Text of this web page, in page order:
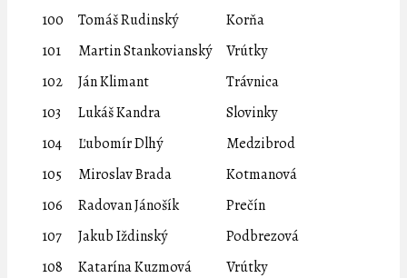
100
Tomáš Rudinský
Korňa
101
Martin Stankovianský
Vrútky
102
Ján Klimant
Trávnica
103
Lukáš Kandra
Slovinky
104
Ľubomír Dlhý
Medzibrod
105
Miroslav Brada
Kotmanová
106
Radovan Jánošík
Prečín
107
Jakub Iždinský
Podbrezová
108
Katarína Kuzmová
Vrútky